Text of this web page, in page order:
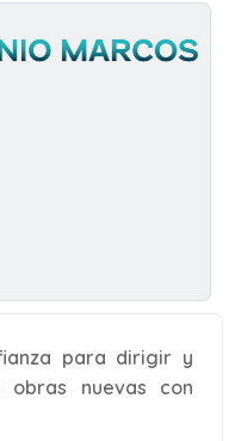
para dirigir y
nuevas con